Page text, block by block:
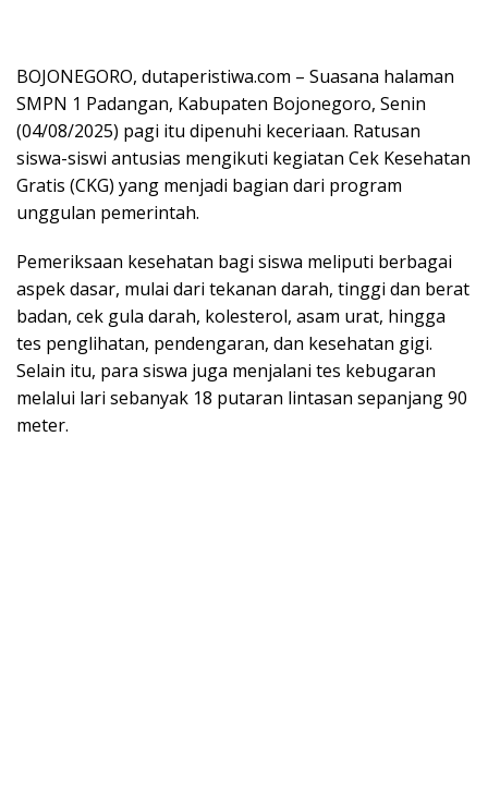
BOJONEGORO, dutaperistiwa.com – Suasana halaman
SMPN 1 Padangan, Kabupaten Bojonegoro, Senin
(04/08/2025) pagi itu dipenuhi keceriaan. Ratusan
siswa-siswi antusias mengikuti kegiatan Cek Kesehatan
Gratis (CKG) yang menjadi bagian dari program
unggulan pemerintah.
Pemeriksaan kesehatan bagi siswa meliputi berbagai
aspek dasar, mulai dari tekanan darah, tinggi dan berat
badan, cek gula darah, kolesterol, asam urat, hingga
tes penglihatan, pendengaran, dan kesehatan gigi.
Selain itu, para siswa juga menjalani tes kebugaran
melalui lari sebanyak 18 putaran lintasan sepanjang 90
meter.